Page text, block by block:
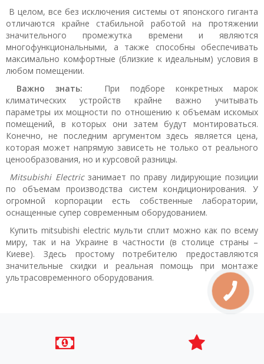
В целом, все без исключения системы от японского гиганта
отличаются крайне стабильной работой на протяжении
значительного промежутка времени и являются
многофункциональными, а также способны обеспечивать
максимально комфортные (близкие к идеальным) условия в
любом помещении.
Важно знать: При подборе конкретных марок
климатических устройств крайне важно учитывать
параметры их мощности по отношению к объемам искомых
помещений, в которых они затем будут монтироваться.
Конечно, не последним аргументом здесь является цена,
которая может напрямую зависеть не только от реального
ценообразования, но и курсовой разницы.
Мitsubishi Еlectricзанимает по праву лидирующие позиции
по объемам производства систем кондиционирования. У
огромной корпорации есть собственные лаборатории,
оснащенные супер современным оборудованием.
Купить mitsubishi electric мульти сплит можно как по всему
миру, так и на Украине в частности (в столице страны –
Киеве). Здесь простому потребителю предоставляются
значительные скидки и реальная помощь при монтаже
ультрасовременного оборудования.